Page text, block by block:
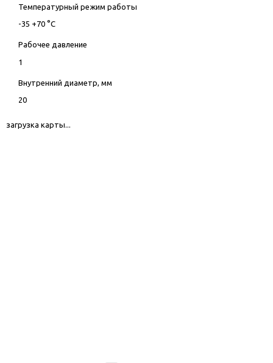
Температурный режим работы
-35 +70 °С
Рабочее давление
1
Внутренний диаметр, мм
20
загрузка карты...